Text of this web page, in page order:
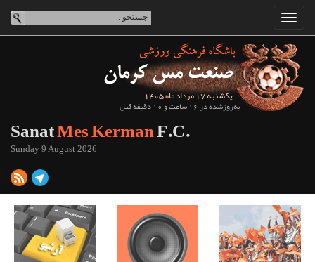
یکشنبه 17 مرداد ماه 1405
به‌روزشده در 16 ساعت و 10 دقیقه قبل
SanatMes KermanF.C.
Sunday 9 August 2026